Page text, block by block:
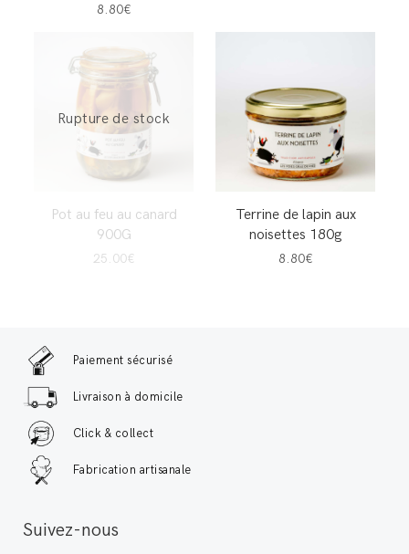
8.80€
Pot au feu au canard
900G
25.00€
Rupture de stock
Terrine de lapin aux
noisettes 180g
8.80€
Paiement sécurisé
Livraison à domicile
Click & collect
Fabrication artisanale
Suivez-nous